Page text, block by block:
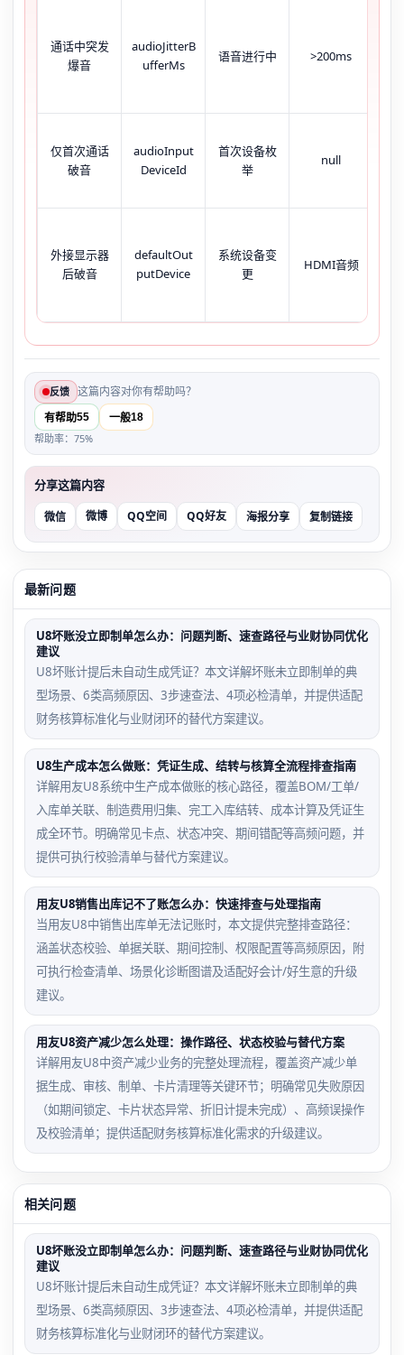
通话中突发
爆音
audioJitterB
ufferMs
语音进行中 >200ms
仅首次通话
破音
audioInput
DeviceId
首次设备枚
举
null
外接显示器
后破音
defaultOut
putDevice
系统设备变
更
HDMI音频
反馈 这篇内容对你有帮助吗？
有帮助55 一般18
帮助率：75%
分享这篇内容
微信 微博 QQ空间 QQ好友 海报分享 复制链接
最新问题
U8坏账没立即制单怎么办：问题判断、速查路径与业财协同优化
建议
U8坏账计提后未自动生成凭证？本文详解坏账未立即制单的典
型场景、6类高频原因、3步速查法、4项必检清单，并提供适配
财务核算标准化与业财闭环的替代方案建议。
U8生产成本怎么做账：凭证生成、结转与核算全流程排查指南
详解用友U8系统中生产成本做账的核心路径，覆盖BOM/工单/
入库单关联、制造费用归集、完工入库结转、成本计算及凭证生
成全环节。明确常见卡点、状态冲突、期间错配等高频问题，并
提供可执行校验清单与替代方案建议。
用友U8销售出库记不了账怎么办：快速排查与处理指南
当用友U8中销售出库单无法记账时，本文提供完整排查路径：
涵盖状态校验、单据关联、期间控制、权限配置等高频原因，附
可执行检查清单、场景化诊断图谱及适配好会计/好生意的升级
建议。
用友U8资产减少怎么处理：操作路径、状态校验与替代方案
详解用友U8中资产减少业务的完整处理流程，覆盖资产减少单
据生成、审核、制单、卡片清理等关键环节；明确常见失败原因
（如期间锁定、卡片状态异常、折旧计提未完成）、高频误操作
及校验清单；提供适配财务核算标准化需求的升级建议。
相关问题
U8坏账没立即制单怎么办：问题判断、速查路径与业财协同优化
建议
U8坏账计提后未自动生成凭证？本文详解坏账未立即制单的典
型场景、6类高频原因、3步速查法、4项必检清单，并提供适配
财务核算标准化与业财闭环的替代方案建议。